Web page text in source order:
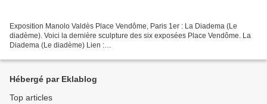
Exposition Manolo Valdès Place Vendôme, Paris 1er : La Diadema (Le
diadème). Voici la dernière sculpture des six exposées Place Vendôme. La
Diadema (Le diadème) Lien :
2016 Matériaux:...
Hébergé par Eklablog
Top articles